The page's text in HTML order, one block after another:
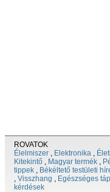
ROVATOK
Élelmiszer , Elektronika ,
Kitekintő , Magyar termék ,
tippek , Békéltető testületi
, Visszhang , Egészséges
kérdések